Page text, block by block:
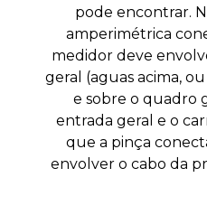
pode encontrar.
amperimétrica
medidor deve
geral (aguas acima,
e sobre o quadro
entrada geral e o
que a pinça
envolver o cabo da